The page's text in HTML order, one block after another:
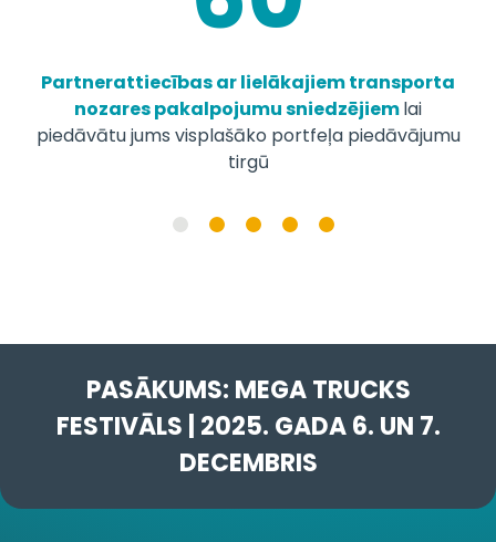
ar lielākajiem transporta
pakalpojumu sniedzējiemlai
visplašāko portfeļa piedāvājumu
Iesaistītās
PASĀKUMS: MEGA TRUCKS
FESTIVĀLS | 2025. GADA 6. UN 7.
DECEMBRIS